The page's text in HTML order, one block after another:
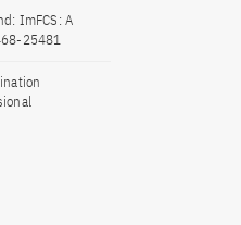
ImFCS: A
25481